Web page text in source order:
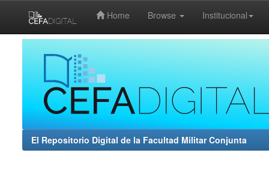
Home Browse Institucional
El Repositorio Digital de la Facultad Militar Conjunta